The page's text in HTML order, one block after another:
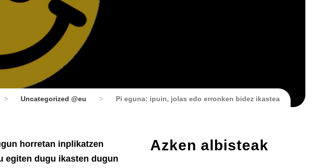
> Uncategorized @eu > Pi eguna: ipuin, jolas edo erronken bidez ikastea
horretan inplikatzen
egiten dugu ikasten dugun
Azken albisteak